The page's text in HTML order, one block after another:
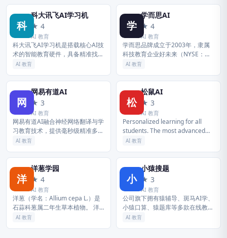
化的智能教育服务，帮助学生系统
性...
定制高效学习路径。
科
科大讯飞AI学习机
★ 4
AI 教育
科大讯飞AI学习机是搭载核心AI技
术的智能教育硬件，具备精准找弱
项功能，能针对性地出卷巩固，覆
化的高效自主学习方案。
AI 教育
学
学而思AI
★ 4
AI 教育
学而思品牌成立于2003年，隶属
科技教育企业好未来（NYSE：
TAL）。学而思凭借优秀的科技能
和成长。目前，学而思品牌旗下
业...
AI 教育
网
网易有道AI
★ 3
AI 教育
网易有道AI融合神经网络翻译与学
习教育技术，提供毫秒级精准多语
种互译，深度应用于有道词典与学
通无缝连接。
AI 教育
松
松鼠AI
★ 3
AI 教育
Personalized learning for all
students. The most advanced
learning technology...
AI 教育
洋
洋葱学园
★ 4
AI 教育
洋葱（学名：Allium cepa L.）是
石蒜科葱属二年生草本植物。 洋
葱的根为弦状须根；茎短缩为茎
AI 教育
小
小猿搜题
★ 3
AI 教育
公司旗下拥有猿辅导、斑马AI学、
小猿口算、猿题库等多款在线教育
产品及数字内容产品，为用户提供
AI 教育